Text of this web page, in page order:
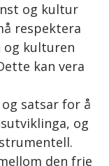
og kultur
respektera
og kulturen
kan vera
satsar for å
og
den frie